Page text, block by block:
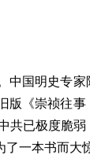
中国明史专
版《崇祯往
共已极度脆
一本书而大